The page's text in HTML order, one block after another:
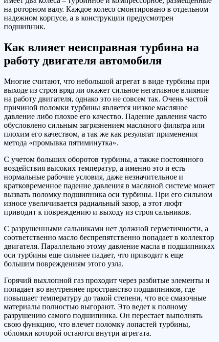
на роторном валу. Каждое колесо смонтировано в отдельном
надежном корпусе, а в конструкции предусмотрен
подшипник.
Как влияет неисправная турбина на
работу двигателя автомобиля
Многие считают, что небольшой агрегат в виде турбины при
выходе из строя вряд ли окажет сильное негативное влияние
на работу двигателя, однако это не совсем так. Очень частой
причиной поломки турбины является низкое масляное
давление либо плохое его качество. Падение давления часто
обусловлено сильным загрязнением масляного фильтра или
плохим его качеством, а так же как результат применения
метода «промывка пятиминутка».
С учетом больших оборотов турбины, а также постоянного
воздействия высоких температур, а именно это и есть
нормальные рабочие условия, даже незначительное и
кратковременное падение давления в масляной системе может
вызвать поломку подшипника оси турбины. При его сильном
износе увеличивается радиальный зазор, а этот люфт
приводит к повреждению и выходу из строя сальников.
С разрушенными сальниками нет должной герметичности, а
соответственно масло беспрепятственно попадает в коллектор
двигателя. Параллельно этому давление масла в подшипниках
оси турбины еще сильнее падает, что приводит к еще
большим повреждениям этого узла.
Горячий выхлопной газ проходит через разбитые элементы и
попадает во внутреннее пространство подшипников, где
повышает температуру до такой степени, что все смазочные
материалы полностью выгорают. Это ведет к полному
разрушению самого подшипника. Он перестает выполнять
свою функцию, что влечет поломку лопастей турбины,
обломки которой остаются внутри агрегата.